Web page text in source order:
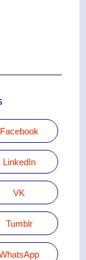
Facebook
LinkedIn
VK
Tumblr